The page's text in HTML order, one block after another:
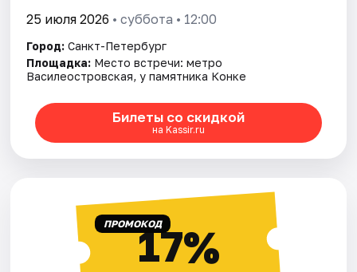
25 июля 2026 • суббота • 12:00
Город: Санкт-Петербург
Площадка: Место встречи: метро
Василеостровская, у памятника Конке
Билеты со скидкой
на Kassir.ru
ПРОМОКОД17%